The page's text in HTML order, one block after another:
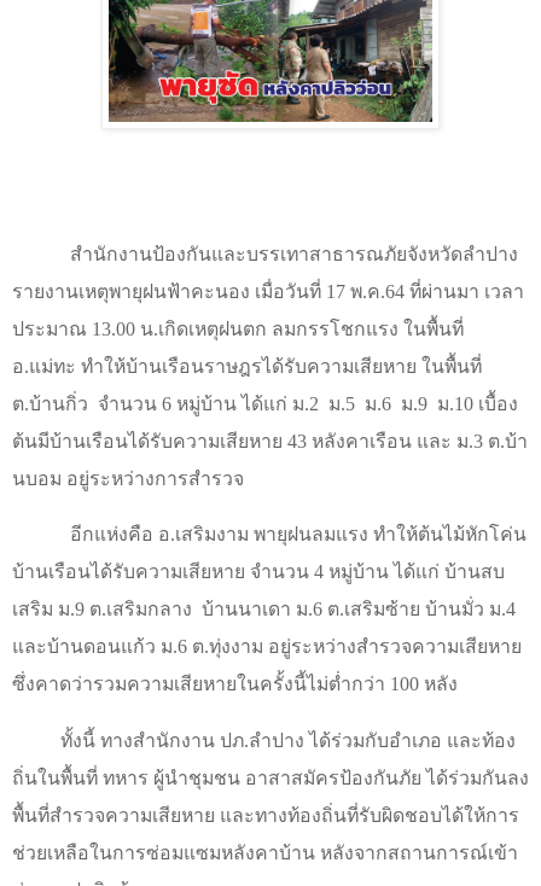
สำนักงานป้องกันและบรรเทาสาธารณภัยจังหวัดลำปาง
รายงานเหตุพายุฝนฟ้าคะนอง เมื่อวันที่ 17 พ.ค.64 ที่ผ่านมา เวลา
ประมาณ 13.00 น.เกิดเหตุฝนตก ลมกรรโชกแรง ในพื้นที่
อ.แม่ทะ ทำให้บ้านเรือนราษฎรได้รับความเสียหาย ในพื้นที่
ต.บ้านกิ่ว จำนวน 6 หมู่บ้าน ได้แก่ ม.2 ม.5 ม.6 ม.9 ม.10 เบื้อง
ต้นมีบ้านเรือนได้รับความเสียหาย 43 หลังคาเรือน และ ม.3 ต.บ้า
นบอม อยู่ระหว่างการสำรวจ
อีกแห่งคือ อ.เสริมงาม พายุฝนลมแรง ทำให้ต้นไม้หักโค่น
บ้านเรือนได้รับความเสียหาย จำนวน 4 หมู่บ้าน ได้แก่ บ้านสบ
เสริม ม.9 ต.เสริมกลาง บ้านนาเดา ม.6 ต.เสริมซ้าย บ้านมั่ว ม.4
และบ้านดอนแก้ว ม.6 ต.ทุ่งงาม อยู่ระหว่างสำรวจความเสียหาย
ซึ่งคาดว่ารวมความเสียหายในครั้งนี้ไม่ต่ำกว่า 100 หลัง
ทั้งนี้ ทางสำนักงาน ปภ.ลำปาง ได้ร่วมกับอำเภอ และท้อง
ถิ่นในพื้นที่ ทหาร ผู้นำชุมชน อาสาสมัครป้องกันภัย ได้ร่วมกันลง
พื้นที่สำรวจความเสียหาย และทางท้องถิ่นที่รับผิดชอบได้ให้การ
ช่วยเหลือในการซ่อมแซมหลังคาบ้าน หลังจากสถานการณ์เข้า